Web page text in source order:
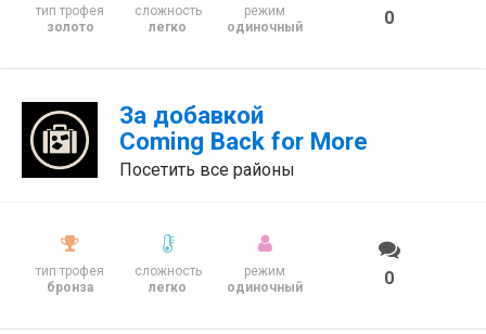
тип трофея
золото
сложность
легко
режим
одиночный
0
За добавкой
Coming Back for More
Посетить все районы
тип трофея
бронза
сложность
легко
режим
одиночный
0